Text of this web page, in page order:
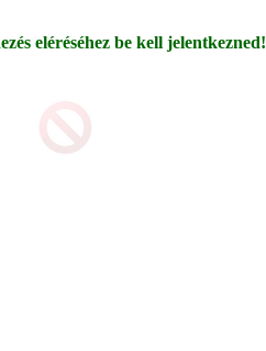
eléréséhez be kell jelentkezned!